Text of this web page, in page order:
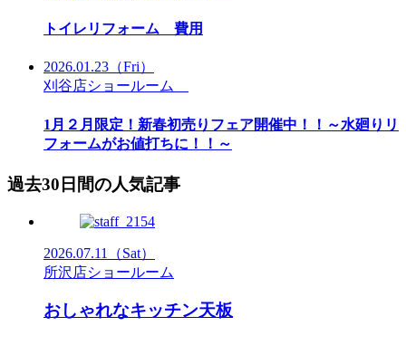
トイレリフォーム 費用
2026.01.23 （Fri）
刈谷店ショールーム
1月２月限定！新春初売りフェア開催中！！～水廻りリ
フォームがお値打ちに！！～
過去30日間の人気記事
2026.07.11
（Sat）
所沢店ショールーム
おしゃれなキッチン天板